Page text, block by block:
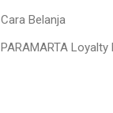
Cara Belanja
PARAMARTA Loyalty